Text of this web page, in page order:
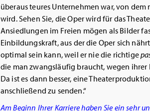
überaus teures Unternehmen war, von
wird. Sehen Sie, die Oper wird für das
Ansiedlungen im Freien mögen als Bilder
Einbildungskraft, aus der die Oper sich
optimal sein kann, weil er nie die richtige
die man zwangsläufig braucht, wegen
Da ist es dann besser, eine
anschließend zu senden.“
Am Beginn Ihrer Karriere haben Sie ein sehr